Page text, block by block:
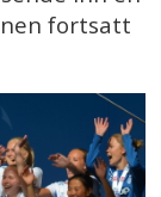
fortsatt